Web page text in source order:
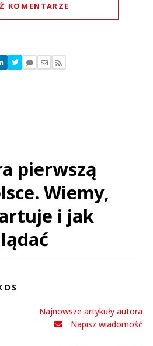
KOMENTARZE
komentarzy
komentarze
pierwszą
Wiemy,
i jak
Najnowsze artykuły autora
Napisz wiadomość